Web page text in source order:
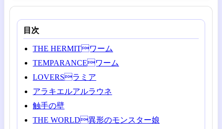
目次
THE HERMITワーム
TEMPARANCEワーム
LOVERSラミア
アラキエルアルラウネ
触手の壁
THE WORLD異形のモンスター娘